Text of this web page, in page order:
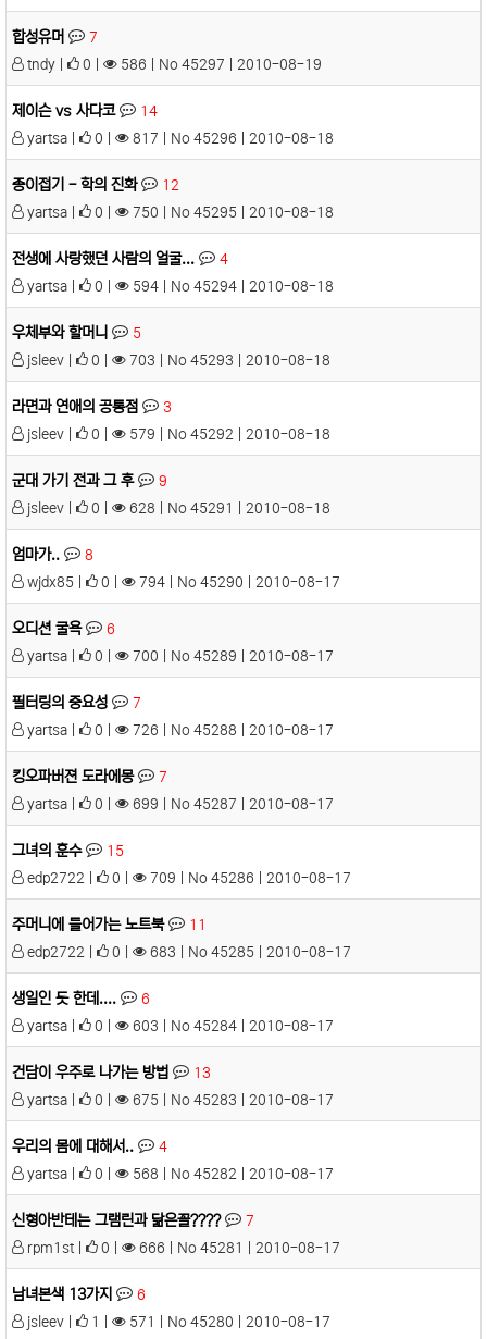
합성유머
7
tndy |
0 | 586 | No 45297 | 2010-08-19
제이슨 vs 사다코
14
yartsa |
0 | 817 | No 45296 | 2010-08-18
종이접기 - 학의 진화
12
yartsa |
0 | 750 | No 45295 | 2010-08-18
전생에 사랑했던 사람의 얼굴...
4
yartsa |
0 | 594 | No 45294 | 2010-08-18
우체부와 할머니
5
jsleev |
0 | 703 | No 45293 | 2010-08-18
라면과 연애의 공통점
3
jsleev |
0 | 579 | No 45292 | 2010-08-18
군대 가기 전과 그 후
9
jsleev |
0 | 628 | No 45291 | 2010-08-18
엄마가..
8
wjdx85 |
0 | 794 | No 45290 | 2010-08-17
오디션 굴욕
6
yartsa |
0 | 700 | No 45289 | 2010-08-17
필터링의 중요성
7
yartsa |
0 | 726 | No 45288 | 2010-08-17
킹오파버젼 도라에몽
7
yartsa |
0 | 699 | No 45287 | 2010-08-17
그녀의 훈수
15
edp2722 |
0 | 709 | No 45286 | 2010-08-17
주머니에 들어가는 노트북
11
edp2722 |
0 | 683 | No 45285 | 2010-08-17
생일인 듯 한데....
6
yartsa |
0 | 603 | No 45284 | 2010-08-17
건담이 우주로 나가는 방법
13
yartsa |
0 | 675 | No 45283 | 2010-08-17
우리의 몸에 대해서..
4
yartsa |
0 | 568 | No 45282 | 2010-08-17
신형아반테는 그램린과 닮은꼴????
7
rpm1st |
0 | 666 | No 45281 | 2010-08-17
남녀본색 13가지
6
jsleev |
1 | 571 | No 45280 | 2010-08-17